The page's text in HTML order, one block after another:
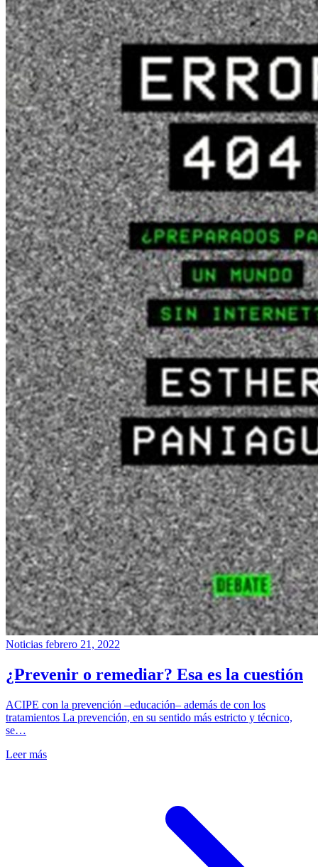
Noticias febrero 21, 2022
¿Prevenir o remediar? Esa es la cuestión
ACIPE con la prevención –educación– además de con los
tratamientos La prevención, en su sentido más estricto y técnico,
se…
Leer más